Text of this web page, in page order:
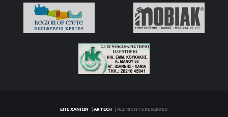
ΕΠΣ ΧΑΝΊΩΝ |ARTECH | ALL RIGHTS RESERVED